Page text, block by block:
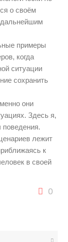
о своём
дальнейшим
примеры
когда
ситуации
сохранить
они
Здесь я,
лежит
к
в своей
0